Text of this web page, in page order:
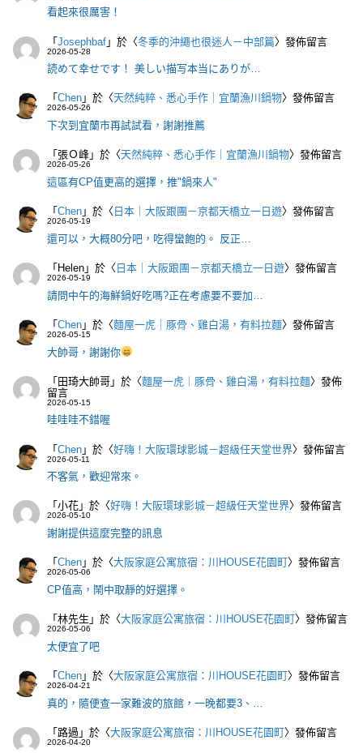
看起來很厲害！
「Josephbaf 」於〈冬季的沖繩也很迷人－中部篇〉發佈留言
2026-05-28
読めて幸せです！ 美しい描写本当にありが…
「Chen 」於〈天然純粹、悉心手作｜宜蘭漁川鍋物〉發佈留言
2026-05-26
下次到宜蘭市再試試看，謝謝推薦
「張Ｏ峰 」於〈天然純粹、悉心手作｜宜蘭漁川鍋物〉發佈留言
2026-05-26
這區有CP值更高的選擇，推"鍋來人"
「Chen 」於〈 日本｜大阪跟團－京都天橋立一日遊〉發佈留言
2026-05-19
還可以，大概80分吧，吃得蠻飽的。 反正…
「 Helen 」於〈 日本｜大阪跟團－京都天橋立一日遊〉發佈留言
2026-05-19
請問中午的海鮮鍋好吃嗎?正在考慮要不要加…
「Chen 」於〈麵屋一虎｜豚骨、雞白湯，有料拉麵〉發佈留言
2026-05-15
大帥哥，謝謝你
「田琦大帥哥 」於〈麵屋一虎｜豚骨、雞白湯，有料拉麵〉發佈
留言
2026-05-15
哇哇哇不錯喔
「Chen 」於〈好嗨！大阪環球影城－超級任天堂世界〉發佈留言
2026-05-11
不客氣，歡迎常來。
「小花 」於〈好嗨！大阪環球影城－超級任天堂世界〉發佈留言
2026-05-10
謝謝提供這麼完整的訊息
「Chen 」於〈大阪家庭公寓旅宿：川HOUSE花園町〉發佈留言
2026-05-06
CP值高，鬧中取靜的好選擇。
「林先生 」於〈大阪家庭公寓旅宿：川HOUSE花園町〉發佈留言
2026-05-06
太便宜了吧
「Chen 」於〈大阪家庭公寓旅宿：川HOUSE花園町〉發佈留言
2026-04-21
真的，隨便查一家難波的旅館，一晚都要3、…
「 路過 」於〈大阪家庭公寓旅宿：川HOUSE花園町〉發佈留言
2026-04-20